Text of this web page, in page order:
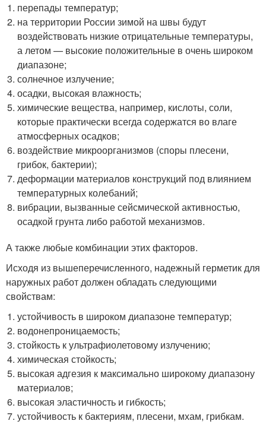
перепады температур;
на территории России зимой на швы будут
воздействовать низкие отрицательные температуры,
а летом — высокие положительные в очень широком
диапазоне;
солнечное излучение;
осадки, высокая влажность;
химические вещества, например, кислоты, соли,
которые практически всегда содержатся во влаге
атмосферных осадков;
воздействие микроорганизмов (споры плесени,
грибок, бактерии);
деформации материалов конструкций под влиянием
температурных колебаний;
вибрации, вызванные сейсмической активностью,
осадкой грунта либо работой механизмов.
А также любые комбинации этих факторов.
Исходя из вышеперечисленного, надежный герметик для
наружных работ должен обладать следующими
свойствам:
устойчивость в широком диапазоне температур;
водонепроницаемость;
стойкость к ультрафиолетовому излучению;
химическая стойкость;
высокая адгезия к максимально широкому диапазону
материалов;
высокая эластичность и гибкость;
устойчивость к бактериям, плесени, мхам, грибкам.